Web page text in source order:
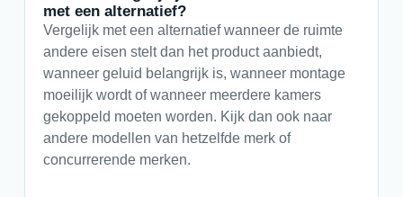
met een alternatief?
Vergelijk met een alternatief wanneer de ruimte
andere eisen stelt dan het product aanbiedt,
wanneer geluid belangrijk is, wanneer montage
moeilijk wordt of wanneer meerdere kamers
gekoppeld moeten worden. Kijk dan ook naar
andere modellen van hetzelfde merk of
concurrerende merken.